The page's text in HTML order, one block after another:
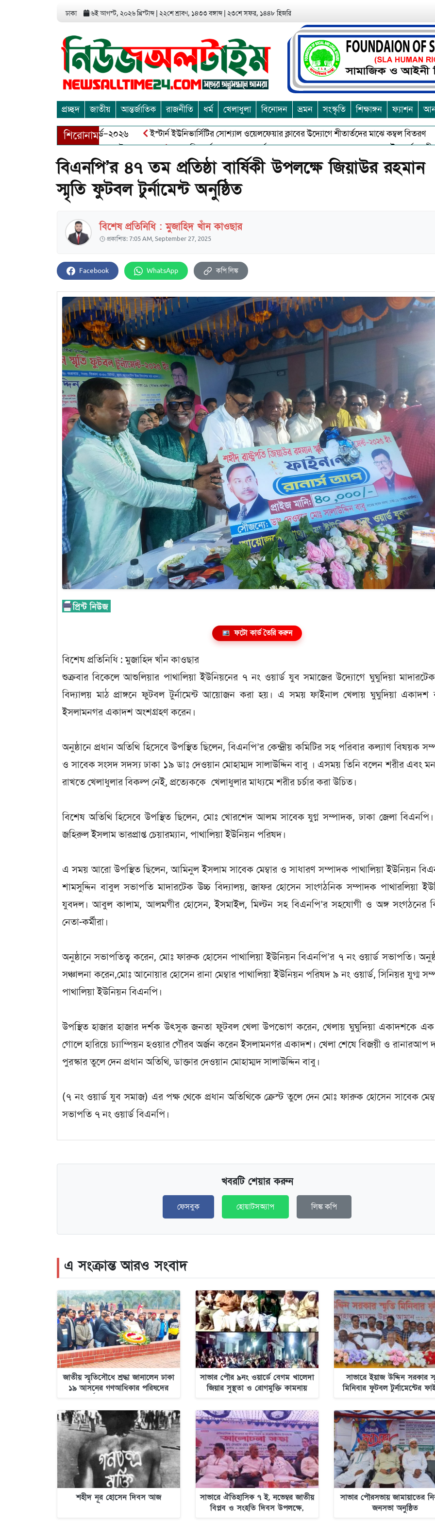
ঢাকা ৬ই আগস্ট, ২০২৬ খ্রিস্টাব্দ ২২শে শ্রাবণ, ১৪৩৩ বঙ্গাব্দ ২৩শে সফর, ১৪৪৮ হিজরি
প্রচ্ছদ জাতীয় আন্তর্জাতিক রাজনীতি ধর্ম খেলাধুলা বিনোদন ভ্রমন সংস্কৃতি শিক্ষাঙ্গন ফ্যাশন
শিরোনাম
এন্ট্রাপ্রেনিয়র অ্যাওয়ার্ড–২০২৬ ইস্টার্ন ইউনিভার্সিটির সোশ্যাল ওয়েলফেয়ার ক্লাবের উদ্যোগে শীতার্তদের মাঝে কম্বল বিতরণ
মুক্তিযোদ্ধা আব্দুল খালেক এর ইন্তেকাল
আত্মশুদ্ধি অর্জন ও অশুভকে বর্জন করে সত্য,সুন্দরকে বরনে কলাপাড়ায় বৌদ্ধ ধর্মাবলম্বীদের
বিএনপি’র ৪৭ তম প্রতিষ্ঠা বার্ষিকী উপলক্ষে জিয়াউর রহমান
স্মৃতি ফুটবল টুর্নামেন্ট অনুষ্ঠিত
বিশেষ প্রতিনিধি : মুজাহিদ খাঁন কাওছার
প্রকাশিত: 7:05 AM, September 27, 2025
Facebook WhatsApp কপি লিঙ্ক
ফটো কার্ড তৈরি করুন
বিশেষ প্রতিনিধি : মুজাহিদ খাঁন কাওছার
শুক্রবার বিকেলে আশুলিয়ার পাথালিয়া ইউনিয়নের ৭ নং ওয়ার্ড যুব সমাজের উদ্যোগে ঘুঘুদিয়া
বিদ্যালয় মাঠ প্রাঙ্গনে ফুটবল টুর্নামেন্ট আয়োজন করা হয়। এ সময় ফাইনাল খেলায় ঘুঘুদিয়া একাদশ
ইসলামনগর একাদশ অংশগ্রহণ করেন।
অনুষ্ঠানে প্রধান অতিথি হিসেবে উপস্থিত ছিলেন, বিএনপি’র কেন্দ্রীয় কমিটির সহ পরিবার কল্যাণ বিষয়ক
ও সাবেক সংসদ সদস্য ঢাকা ১৯ ডাঃ দেওয়ান মোহাম্মদ সালাউদ্দিন বাবু । এসময় তিনি বলেন শরীর এবং
রাখতে খেলাধুলার বিকল্প নেই, প্রত্যেককে খেলাধুলার মাধ্যমে শরীর চর্চার করা উচিত।
বিশেষ অতিথি হিসেবে উপস্থিত ছিলেন, মোঃ খোরশেদ আলম সাবেক যুগ্ন সম্পাদক, ঢাকা জেলা
জহিরুল ইসলাম ভারপ্রাপ্ত চেয়ারম্যান, পাথালিয়া ইউনিয়ন পরিষদ।
এ সময় আরো উপস্থিত ছিলেন, আমিনুল ইসলাম সাবেক মেম্বার ও সাধারণ সম্পাদক পাথালিয়া ইউনিয়ন
শামসুদ্দিন বাবুল সভাপতি মাদারটেক উচ্চ বিদ্যালয়, জাফর হোসেন সাংগঠনিক সম্পাদক পাথারলিয়া
যুবদল। আবুল কালাম, আলমগীর হোসেন, ইসমাইল, মিল্টন সহ বিএনপি’র সহযোগী ও অঙ্গ সংগঠনের
নেতা-কর্মীরা।
অনুষ্ঠানে সভাপতিত্ব করেন, মোঃ ফারুক হোসেন পাথালিয়া ইউনিয়ন বিএনপি’র ৭ নং ওয়ার্ড সভাপতি।
সঞ্চালনা করেন,মোঃ আনোয়ার হোসেন রানা মেম্বার পাথালিয়া ইউনিয়ন পরিষদ ৯ নং ওয়ার্ড, সিনিয়র যুগ্ম
পাথালিয়া ইউনিয়ন বিএনপি।
উপস্থিত হাজার হাজার দর্শক উৎসুক জনতা ফুটবল খেলা উপভোগ করেন, খেলায় ঘুঘুদিয়া একাদশকে
গোলে হারিয়ে চ্যাম্পিয়ন হওয়ার গৌরব অর্জন করেন ইসলামনগর একাদশ। খেলা শেষে বিজয়ী ও রানারআপ
পুরস্কার তুলে দেন প্রধান অতিথি, ডাক্তার দেওয়ান মোহাম্মদ সালাউদ্দিন বাবু।
(৭ নং ওয়ার্ড যুব সমাজ) এর পক্ষ থেকে প্রধান অতিথিকে ক্রেস্ট তুলে দেন মোঃ ফারুক হোসেন সাবেক
সভাপতি ৭ নং ওয়ার্ড বিএনপি।
খবরটি শেয়ার করুন
ফেসবুক হোয়াটসঅ্যাপ লিঙ্ক কপি
এ সংক্রান্ত আরও সংবাদ
জাতীয় স্মৃতিসৌধে শ্রদ্ধা জানালেন ঢাকা
১৯ আসনের গণআধিকার পরিষদের
সাভার পৌর ৯নং ওয়ার্ডে বেগম খালেদা
জিয়ার সুস্থতা ও রোগমুক্তি কামনায়
সাভারে ইয়াজ উদ্দিন সরকার
মিনিবার ফুটবল টুর্নামেন্টের
শহীদ নূর হোসেন দিবস আজ
সাভারে ঐতিহাসিক ৭ ই, নভেম্বর জাতীয়
বিপ্লব ও সংহতি দিবস উপলক্ষে,
সাভার পৌরসভায় জামায়াতের
জনসভা অনুষ্ঠিত